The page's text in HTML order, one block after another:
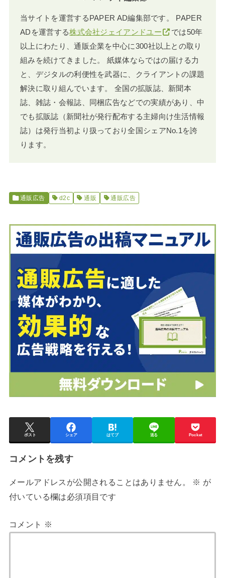
当サイトを運営するPAPER AD編集部です。 PAPER
ADを運営する株式会社ジェイアンドユー
では50年
以上にわたり、通販企業を中心に300社以上との取り
組みを続けてきました。 紙媒体ならではの届ける力
と、デジタルの利便性を武器に、クライアントの課題
解決に取り組んでいます。 全国の拡販誌、新聞本
誌、雑誌・会報誌、同梱広告などでの実績があり、中
でも拡販誌（新聞社が発行配布する主婦向け生活情報
誌）は発行当初より扱っており全国シェアNo.1を誇
ります。
通販広告 d2c 通販 通販広告
ポスト シェア はてブ 送る Pocket
コメントを残す
メールアドレスが公開されることはありません。 ※ が
付いている欄は必須項目です
コメント ※